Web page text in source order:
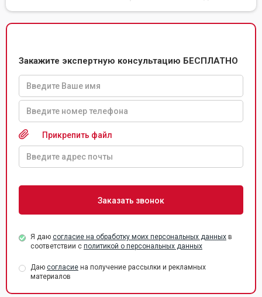
Закажите экспертную консультацию БЕСПЛАТНО
Прикрепить файл
Я даю согласие на обработку моих персональных данных в
соответствии с политикой о персональных данных
Даю согласие на получение рассылки и рекламных
материалов